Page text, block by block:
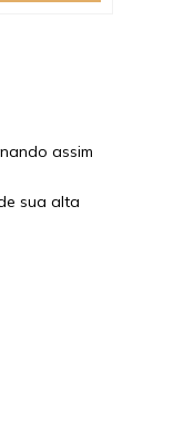
assim
sua alta